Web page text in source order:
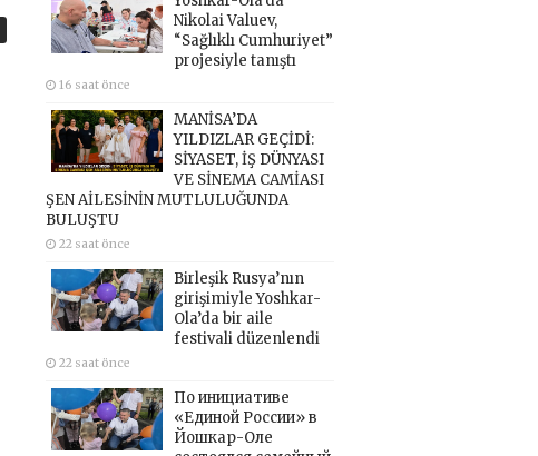
Nikolai Valuev,
“Sağlıklı Cumhuriyet”
projesiyle tanıştı
16 saat önce
MANİSA’DA
YILDIZLAR GEÇİDİ:
SİYASET, İŞ DÜNYASI
VE SİNEMA CAMİASI
ŞEN AİLESİNİN MUTLULUĞUNDA
BULUŞTU
22 saat önce
Birleşik Rusya’nın
girişimiyle Yoshkar-
Ola’da bir aile
festivali düzenlendi
22 saat önce
По инициативе
«Единой России» в
Йошкар-Оле